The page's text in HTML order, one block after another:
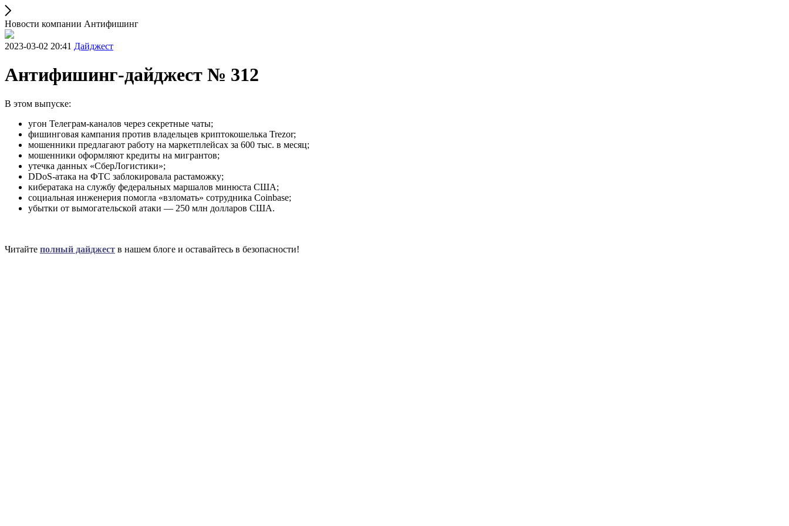
Новости компании Антифишинг
2023-03-02 20:41 Дайджест
Антифишинг-дайджест № 312
В этом выпуске:
угон Телеграм-каналов через секретные чаты;
фишинговая кампания против владельцев криптокошелька Trezor;
мошенники предлагают работу на маркетплейсах за 600 тыс. в месяц;
мошенники оформляют кредиты на мигрантов;
утечка данных «СберЛогистики»;
DDoS-атака на ФТС заблокировала растаможку;
кибератака на службу федеральных маршалов минюста США;
социальная инженерия помогла «взломать» сотрудника Coinbase;
убытки от вымогательской атаки — 250 млн долларов США.
Читайте полный дайджест в нашем блоге и оставайтесь в безопасности!